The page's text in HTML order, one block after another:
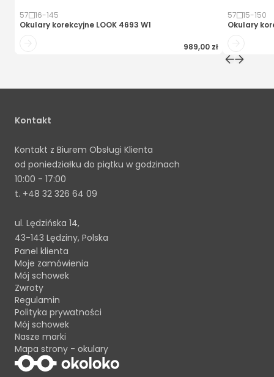
57 16-145
Okulary korekcyjne LOOK 4693 W1
989,00 zł
57 15-150
Okulary
Kontakt
Kontakt z Biurem Obsługi Klienta
od poniedziałku do piątku w godzinach
10:00 - 17:00
t. +48 32 326 64 09
ul. Lędzińska 14,
43-143 Lędziny, Polska
Panel klienta
Moje zamówienia
Mój schowek
Zwroty
Regulamin
Polityka prywatności
Mój schowek
Nasze marki
Mapa strony - okulary